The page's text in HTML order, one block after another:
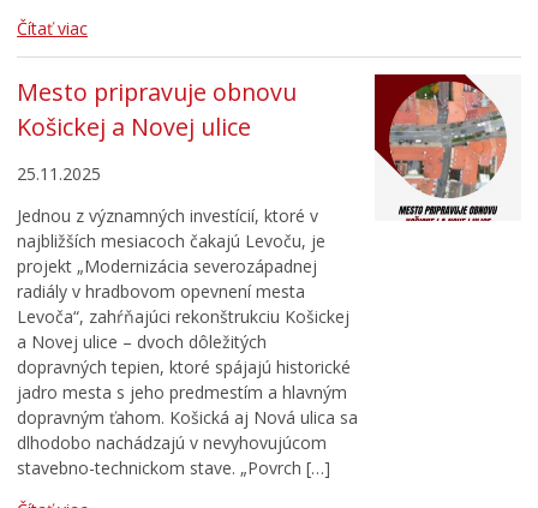
Čítať viac
Mesto pripravuje obnovu
Košickej a Novej ulice
25.11.2025
Jednou z významných investícií, ktoré v
najbližších mesiacoch čakajú Levoču, je
projekt „Modernizácia severozápadnej
radiály v hradbovom opevnení mesta
Levoča“, zahŕňajúci rekonštrukciu Košickej
a Novej ulice – dvoch dôležitých
dopravných tepien, ktoré spájajú historické
jadro mesta s jeho predmestím a hlavným
dopravným ťahom. Košická aj Nová ulica sa
dlhodobo nachádzajú v nevyhovujúcom
stavebno-technickom stave. „Povrch […]